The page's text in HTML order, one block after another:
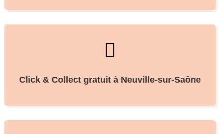

Click & Collect gratuit à Neuville-sur-Saône